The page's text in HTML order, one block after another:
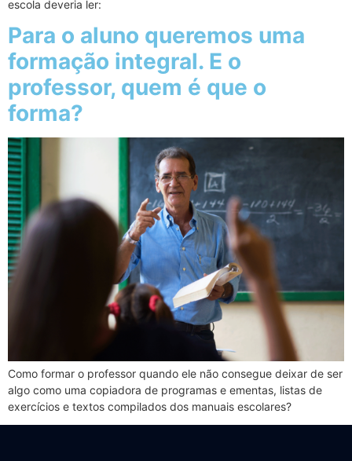
escola deveria ler:
Para o aluno queremos uma
formação integral. E o
professor, quem é que o
forma?
Como formar o professor quando ele não consegue deixar de ser
algo como uma copiadora de programas e ementas, listas de
exercícios e textos compilados dos manuais escolares?